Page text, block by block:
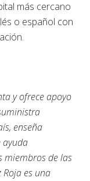
más cercano
o español con
y ofrece apoyo
enseña
ayuda
miembros de las
es una